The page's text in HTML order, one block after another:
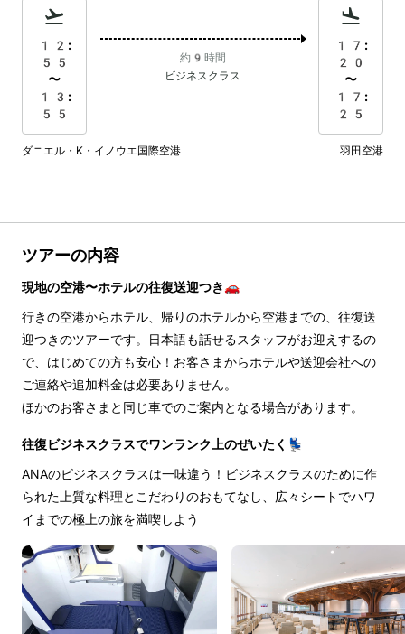
12:
55
〜
13:
55
約9時間
ビジネスクラス
17:
20
〜
17:
25
ダニエル・K・イノウエ国際空港 羽田空港
ツアーの内容
現地の空港〜ホテルの往復送迎つき🚗
行きの空港からホテル、帰りのホテルから空港までの、往復送
迎つきのツアーです。日本語も話せるスタッフがお迎えするの
で、はじめての方も安心！お客さまからホテルや送迎会社への
ご連絡や追加料金は必要ありません。
ほかのお客さまと同じ車でのご案内となる場合があります。
往復ビジネスクラスでワンランク上のぜいたく💺
ANAのビジネスクラスは一味違う！ビジネスクラスのために作
られた上質な料理とこだわりのおもてなし、広々シートでハワ
イまでの極上の旅を満喫しよう